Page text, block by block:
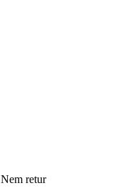
Nem retur